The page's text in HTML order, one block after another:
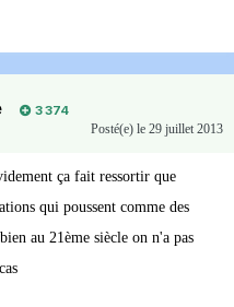
3 374
Posté(e) le 29 juillet 2013
ça fait ressortir que
qui poussent comme des
au 21ème siècle on n'a pas